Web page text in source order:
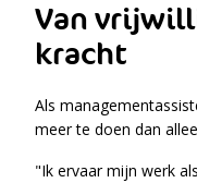
Van
kracht
Als
meer te doen dan
"Ik ervaar mijn werk